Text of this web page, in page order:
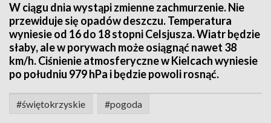
W ciągu dnia wystąpi zmienne zachmurzenie. Nie
przewiduje się opadów deszczu. Temperatura
wyniesie od 16 do 18 stopni Celsjusza. Wiatr będzie
słaby, ale w porywach może osiągnąć nawet 38
km/h. Ciśnienie atmosferyczne w Kielcach wyniesie
po południu 979 hPa i będzie powoli rosnąć.
#świętokrzyskie #pogoda